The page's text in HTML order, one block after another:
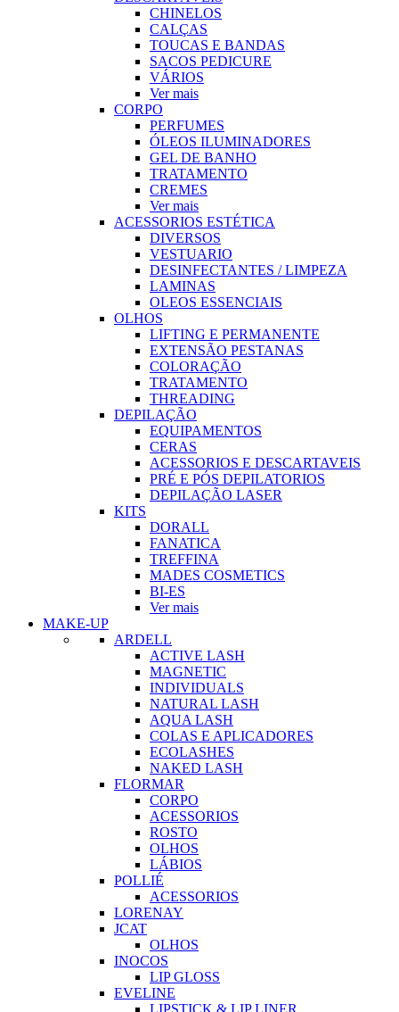
CHINELOS
CALÇAS
TOUCAS E BANDAS
SACOS PEDICURE
VÁRIOS
Ver mais
CORPO
PERFUMES
ÓLEOS ILUMINADORES
GEL DE BANHO
TRATAMENTO
CREMES
Ver mais
ACESSORIOS ESTÉTICA
DIVERSOS
VESTUARIO
DESINFECTANTES / LIMPEZA
LAMINAS
OLEOS ESSENCIAIS
OLHOS
LIFTING E PERMANENTE
EXTENSÃO PESTANAS
COLORAÇÃO
TRATAMENTO
THREADING
DEPILAÇÃO
EQUIPAMENTOS
CERAS
ACESSORIOS E DESCARTAVEIS
PRÉ E PÓS DEPILATORIOS
DEPILAÇÃO LASER
KITS
DORALL
FANATICA
TREFFINA
MADES COSMETICS
BI-ES
Ver mais
MAKE-UP
ARDELL
ACTIVE LASH
MAGNETIC
INDIVIDUALS
NATURAL LASH
AQUA LASH
COLAS E APLICADORES
ECOLASHES
NAKED LASH
FLORMAR
CORPO
ACESSORIOS
ROSTO
OLHOS
LÁBIOS
POLLIÉ
ACESSORIOS
LORENAY
JCAT
OLHOS
INOCOS
LIP GLOSS
EVELINE
LIPSTICK & LIP LINER